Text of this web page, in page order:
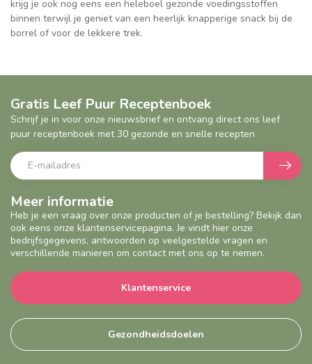
krijg je ook nog eens een heleboel gezonde voedingsstoffen
binnen terwijl je geniet van een heerlijk knapperige snack bij de
borrel of voor de lekkere trek.
Meer informatie
Heb je een vraag over onze producten of je bestelling? Bekijk dan
ook eens onze klantenservicepagina. Je vindt hier onze
bedrijfsgegevens, antwoorden op veelgestelde vragen en
verschillende manieren om contact met ons op te nemen.
Klantenservice
Gezondheidsdoelen
Gratis Leef Puur Receptenboek
Schrijf je in voor onze nieuwsbrief en ontvang direct ons leef
puur receptenboek met 30 gezonde en snelle recepten